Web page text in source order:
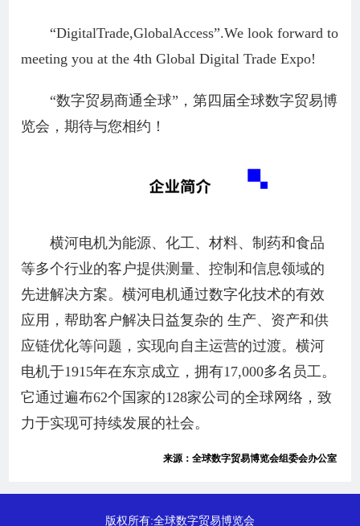
“DigitalTrade,GlobalAccess”.We look forward to
meeting you at the 4th Global Digital Trade Expo!
“数字贸易商通全球”，第四届全球数字贸易博
览会，期待与您相约！
横河电机为能源、化工、材料、制药和食品
等多个行业的客户提供测量、控制和信息领域的
先进解决方案。横河电机通过数字化技术的有效
应用，帮助客户解决日益复杂的 生产、资产和供
应链优化等问题，实现向自主运营的过渡。横河
电机于1915年在东京成立，拥有17,000多名员工。
它通过遍布62个国家的128家公司的全球网络，致
力于实现可持续发展的社会。
来源：全球数字贸易博览会组委会办公室
版权所有:全球数字贸易博览会